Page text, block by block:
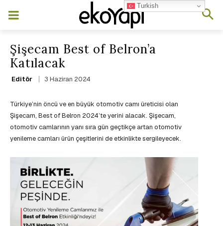
Şişecam Best of Belron’a
Katılacak
Editör 3 Haziran 2024
Türkiye’nin öncü ve en büyük otomotiv camı üreticisi olan
Şişecam, Best of Belron 2024’te yerini alacak. Şişecam,
otomotiv camlarının yanı sıra gün geçtikçe artan otomotiv
yenileme camları ürün çeşitlerini de etkinlikte sergileyecek.
Turkish